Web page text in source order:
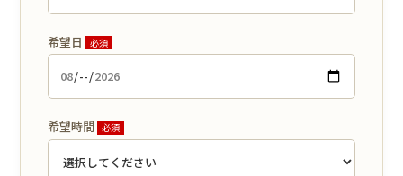
希望日 必須
希望時間 必須